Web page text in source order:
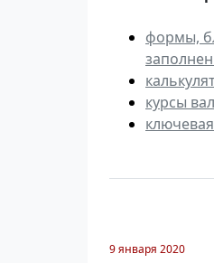
формы,
курсы
9 января 2020